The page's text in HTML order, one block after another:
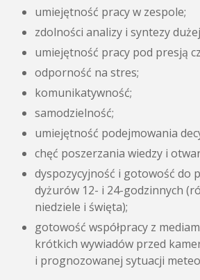
umiejętność pracy w zespole;
zdolności analizy i syntezy
umiejętność pracy pod presją
odporność na stres;
komunikatywność;
samodzielność;
umiejętność podejmowania
chęć poszerzania wiedzy i
dyspozycyjność i gotowość do
dyżurów 12- i 24-godzinnych
niedziele i święta);
gotowość współpracy z
krótkich wywiadów przed
i prognozowanej sytuacji